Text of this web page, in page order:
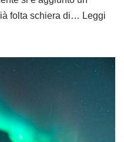
folta schiera di… Leggi